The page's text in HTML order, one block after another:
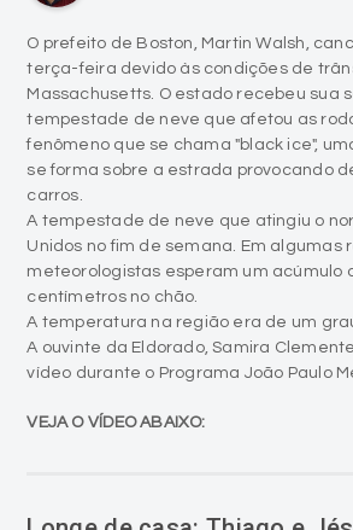
O prefeito de Boston, Martin Walsh,
terça-feira devido às condições de
Massachusetts. O estado recebeu sua
tempestade de neve que afetou as
fenômeno que se chama "black ice",
se forma sobre a estrada provocando
carros.
A tempestade de neve que atingiu o
Unidos no fim de semana. Em algumas
meteorologistas esperam um acúmulo
centímetros no chão.
A temperatura na região era de um
A ouvinte da Eldorado, Samira
vídeo durante o Programa João Paulo
VEJA O VÍDEO ABAIXO: